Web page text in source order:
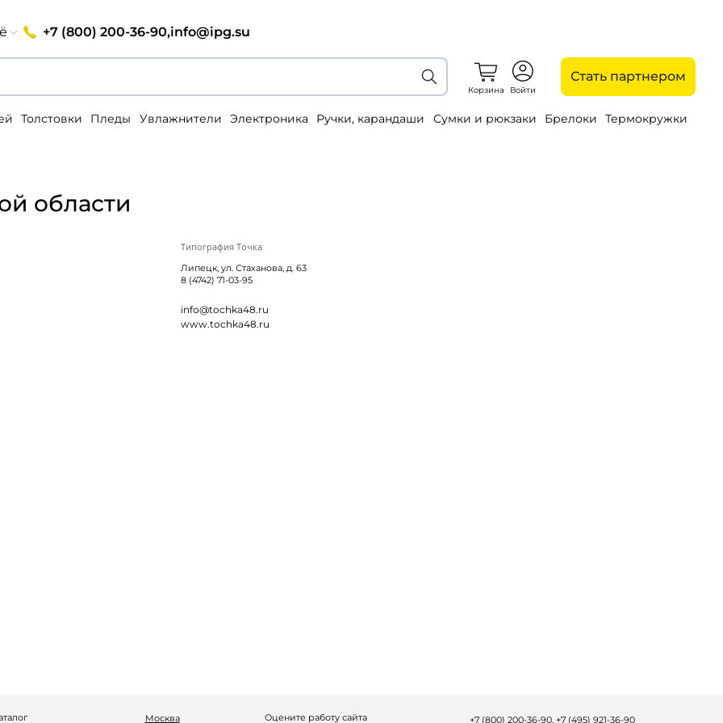
+7 (800) 200-36-90,info@ipg.su
Корзина Войти
Стать партнером
Толстовки Пледы Увлажнители Электроника Ручки, карандаши Сумки и рюкзаки Брелоки Термокружки
области
Типография Точка
Липецк, ул. Стаханова, д. 63
8 (4742) 71-03-95
info@tochka48.ru
www.tochka48.ru
Москва Оцените работу сайта +7 (800) 200-36-90, +7 (495) 921-36-90